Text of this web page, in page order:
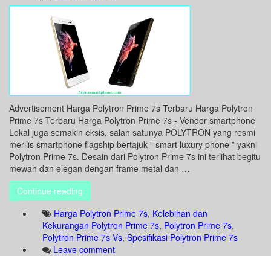
Advertisement Harga Polytron Prime 7s Terbaru Harga Polytron
Prime 7s Terbaru Harga Polytron Prime 7s - Vendor smartphone
Lokal juga semakin eksis, salah satunya POLYTRON yang resmi
merilis smartphone flagship bertajuk ” smart luxury phone ” yakni
Polytron Prime 7s. Desain dari Polytron Prime 7s ini terlihat begitu
mewah dan elegan dengan frame metal dan …
Continue reading
Harga Polytron Prime 7s, Kelebihan dan
Kekurangan Polytron Prime 7s, Polytron Prime 7s,
Polytron Prime 7s Vs, Spesifikasi Polytron Prime 7s
Leave comment